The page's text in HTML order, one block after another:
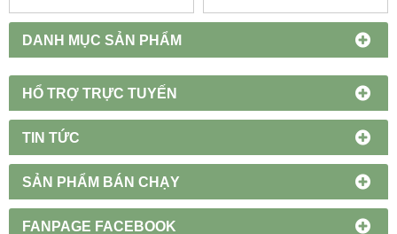
DANH MỤC SẢN PHẨM
HỔ TRỢ TRỰC TUYẾN
TIN TỨC
SẢN PHẨM BÁN CHẠY
FANPAGE FACEBOOK